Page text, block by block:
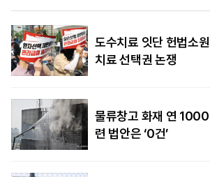
도수치료 잇단 헌법소
치료 선택권 논쟁
물류창고 화재 연
련 법안은 ‘0건’